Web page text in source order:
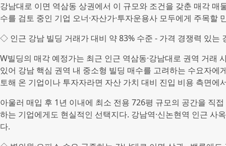
강남대로 이면 역삼동 상권에서 이 규모와 조건을 갖춘 매각
수를 검토 중인 기업 오너·자산가·투자운용사 모두에게 주목할
◇ 인근 강남 빌딩 거래가 대비 약 83% 수준 - 가격 경쟁력 있는
W빌딩의 매각 예정가는 최근 인근 역삼동·강남대로 권역 거래
있어 강남 핵심 권역 내 중소형 빌딩 매수를 고려하는 수요자
토해 온 기업이나 투자자라면 자산 가치 대비 진입 비용 측면에
아울러 매입 후 1년 이내에 최소 전용 726평 규모의 공간을 직
하는 기업에게도 현실적인 선택지다. 강남역·신논현역 인근 사
다.